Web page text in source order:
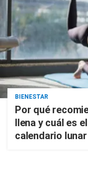
BIENESTAR
Por qué
llena y cuál es
calendario lunar